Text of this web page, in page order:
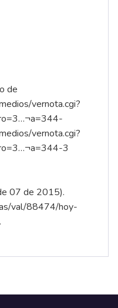
de
vernota.cgi?
¬a=344-
vernota.cgi?
¬a=344-3
07 de 2015).
val/88474/hoy-